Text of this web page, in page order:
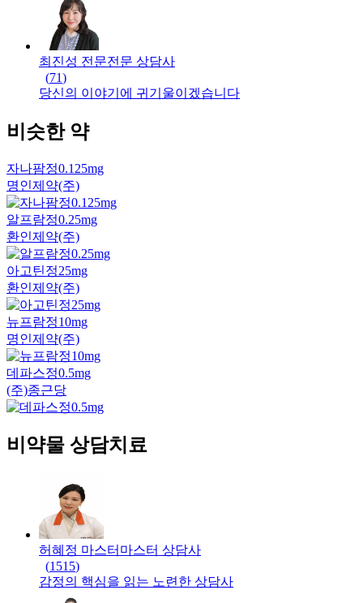
최진성 전문전문 상담사
(71)
당신의 이야기에 귀기울이겠습니다
비슷한 약
자나팜정0.125mg
명인제약(주)
알프람정0.25mg
환인제약(주)
아고틴정25mg
환인제약(주)
뉴프람정10mg
명인제약(주)
데파스정0.5mg
(주)종근당
비약물 상담치료
허혜정 마스터 마스터 상담사
(1515)
감정의 핵심을 읽는 노련한 상담사